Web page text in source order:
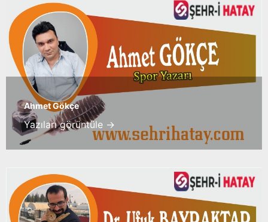
Ahmet Gökçe
Yazıları görüntüle →